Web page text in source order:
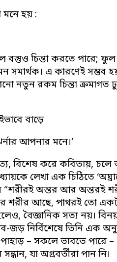
মনে হয় :
বস্তুও চিন্তা করতে পারে;
সমার্থক। এ কারণেই সম্ভব
নতুন রকম চিন্তা ক্রমাগত
বাড়ে
আপনার মনে।’
বিশেষ করে কবিতায়,
লেখা এক চিঠিতে
“শরীরই অন্তর আর অন্তরই
শরীর আছে, পাথরই তো
বৈজ্ঞানিক সত্য নয়। বিনয়
জড় নির্বিশেষে তিনি এক
– সকলে ভাবতে পারে
যা অগ্রবর্তীরা পান নি।